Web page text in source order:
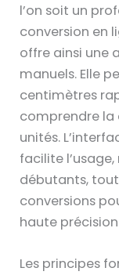
l’on soit un
conversion en
offre ainsi une
manuels. Elle
centimètres
comprendre la
unités.
facilite
débutants,
conversions
haute
Les principes